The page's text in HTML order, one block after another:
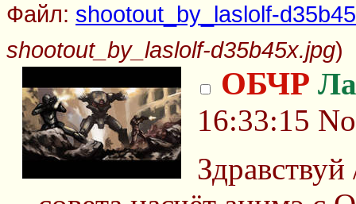
Файл: shootout_by_laslolf-
shootout_by_laslolf-d35b45x.jpg)
ОБЧР
16:33:15